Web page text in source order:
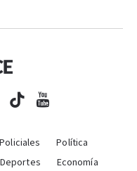
Policiales
Política
Deportes Economía